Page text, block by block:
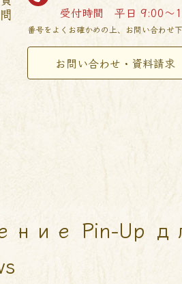
受付時間 平日 9:00〜
番号をよくお確かめの上、お問い合わせ下
お問い合わせ・資料請求
Pin-Up